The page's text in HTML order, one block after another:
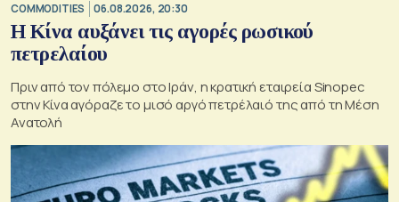
COMMODITIES 06.08.2026, 20:30
Η Κίνα αυξάνει τις αγορές ρωσικού
πετρελαίου
Πριν από τον πόλεμο στο Ιράν, η κρατική εταιρεία Sinopec
στην Κίνα αγόραζε το μισό αργό πετρέλαιό της από τη Μέση
Ανατολή